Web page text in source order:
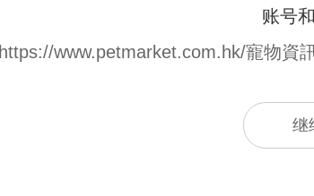
账号
https://www.petmarket.com.hk/寵物資
继